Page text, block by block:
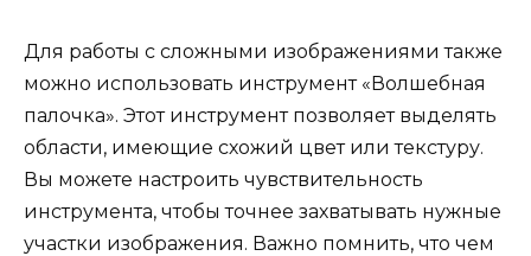
Для работы с сложными изображениями также
можно использовать инструмент «Волшебная
палочка». Этот инструмент позволяет выделять
области, имеющие схожий цвет или текстуру.
Вы можете настроить чувствительность
инструмента, чтобы точнее захватывать нужные
участки изображения. Важно помнить, что чем